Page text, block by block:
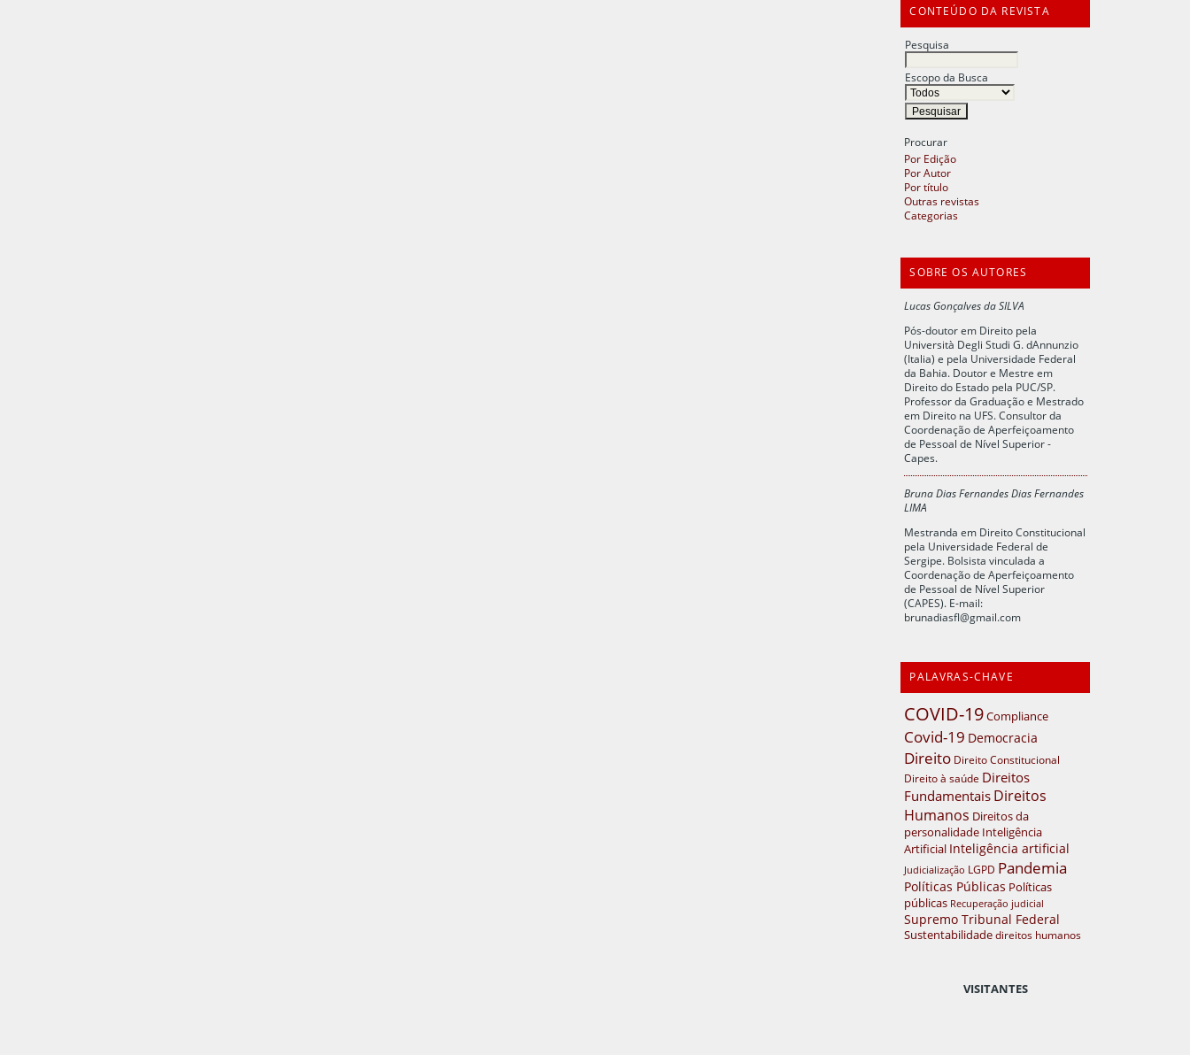
CONTEÚDO DA REVISTA
Pesquisa
Escopo da Busca
Procurar
Por Edição
Por Autor
Por título
Outras revistas
Categorias
SOBRE OS AUTORES
Lucas Gonçalves da SILVA
Pós-doutor em Direito pela
Università Degli Studi G. dAnnunzio
(Italia) e pela Universidade Federal
da Bahia. Doutor e Mestre em
Direito do Estado pela PUC/SP.
Professor da Graduação e Mestrado
em Direito na UFS. Consultor da
Coordenação de Aperfeiçoamento
de Pessoal de Nível Superior -
Capes.
Bruna Dias Fernandes Dias Fernandes
LIMA
Mestranda em Direito Constitucional
pela Universidade Federal de
Sergipe. Bolsista vinculada a
Coordenação de Aperfeiçoamento
de Pessoal de Nível Superior
(CAPES). E-mail:
brunadiasfl@gmail.com
PALAVRAS-CHAVE
COVID-19Compliance
Covid-19 Democracia
Direito Direito Constitucional
Direito à saúde Direitos
Fundamentais Direitos
Humanos Direitos da
personalidade Inteligência
Artificial Inteligência artificial
Judicialização LGPD Pandemia
Políticas Públicas Políticas
públicas Recuperação judicial
Supremo Tribunal Federal
Sustentabilidade direitos humanos
VISITANTES